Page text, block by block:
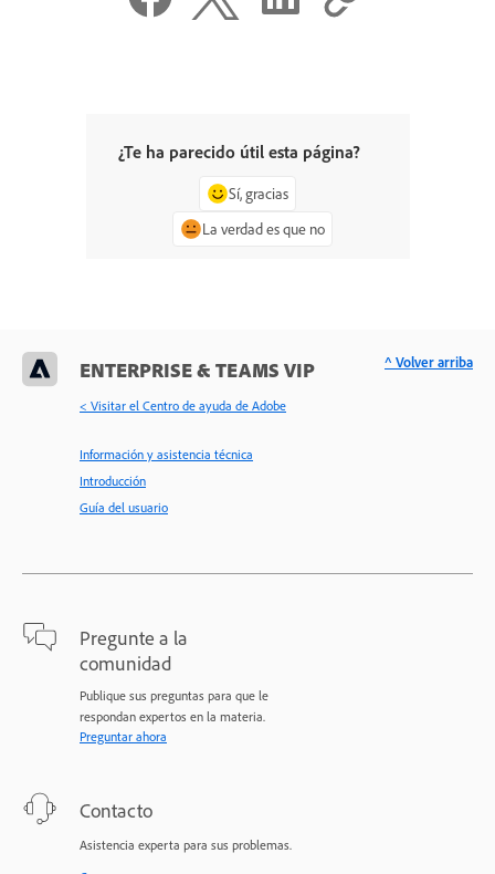
¿Te ha parecido útil esta página?
Sí, gracias
La verdad es que no
ENTERPRISE & TEAMS VIP
< Visitar el Centro de ayuda de Adobe
Información y asistencia técnica
Introducción
Guía del usuario
Pregunte a la
comunidad
Publique sus preguntas para que le
respondan expertos en la materia.
Preguntar ahora
Contacto
Asistencia experta para sus problemas.
^ Volver arriba